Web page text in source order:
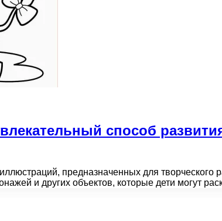
способ
предназначенных для
и других объектов, которые дети могут